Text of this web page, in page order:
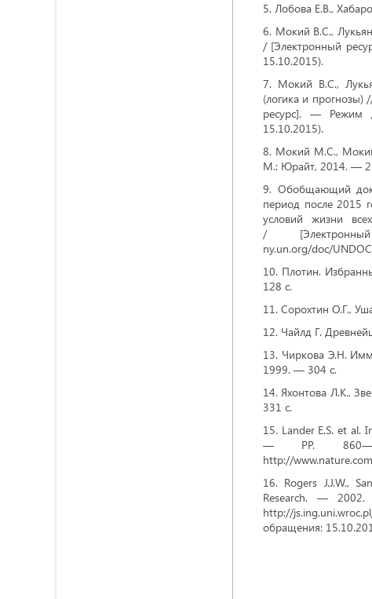
Лобова Е.В.,
Мокий В.С.,
/ [Электронный
15.10.2015).
Мокий В.С.,
(логика и
ресурс]. — Режим
15.10.2015).
Мокий М.С.,
М.: Юрайт, 2014. —
Обобщающий
период после 2015
условий жизни
/
ny.un.org/doc/
Плотин.
128 с.
Сорохтин О.Г.,
Чайлд Г.
Чиркова Э.Н.
1999. — 304 с.
Яхонтова Л.К.,
331 с.
Lander E.S. et
— PP.
http://
Rogers J.J.W.,
Research. —
http://
обращения: